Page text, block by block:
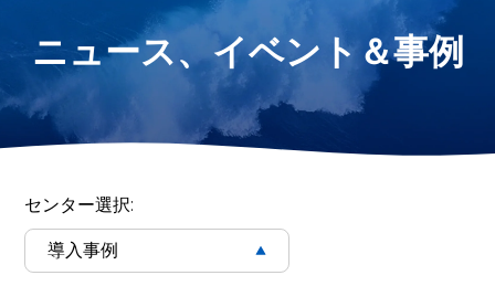
QYSEA
ROV
ニュース、イベント＆事例
センター選択:
導入事例